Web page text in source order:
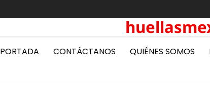
PORTADA CONTÁCTANOS QUIÉNES SOMOS